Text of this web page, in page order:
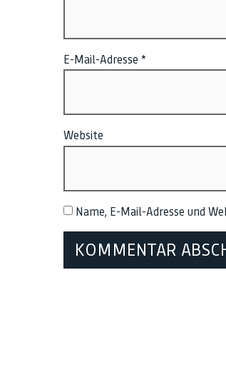
E-Mail-Adresse *
Website
Name, E-Mail-Adresse und